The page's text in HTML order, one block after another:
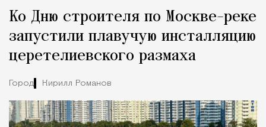
Город
Ко Дню строителя по Москве-реке
запустили плавучую инсталляцию
церетелиевского размаха
Город Кирилл Романов